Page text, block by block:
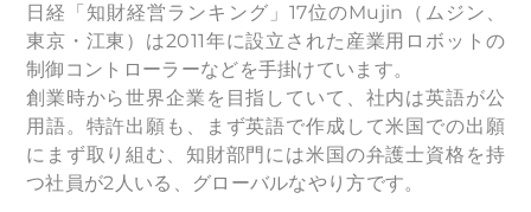
日経「知財経営ランキング」17位のMujin（ムジン、
東京・江東）は2011年に設立された産業用ロボットの
制御コントローラーなどを手掛けています。
創業時から世界企業を目指していて、社内は英語が公
用語。特許出願も、まず英語で作成して米国での出願
にまず取り組む、知財部門には米国の弁護士資格を持
つ社員が2人いる、グローバルなやり方です。